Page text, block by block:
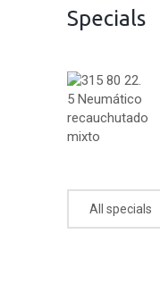
Specials
All specials